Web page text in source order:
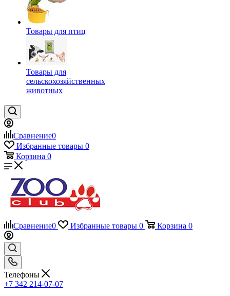
Товары для птиц
Товары для
сельскохозяйственных
животных
Сравнение0
Избранные товары 0
Корзина 0
Сравнение0 Избранные товары 0 Корзина 0
Телефоны
+7 342 214-07-07